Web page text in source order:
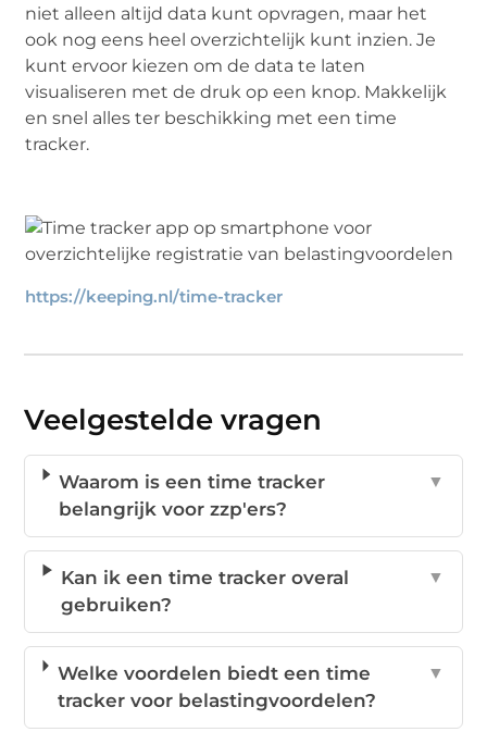
niet alleen altijd data kunt opvragen, maar het
ook nog eens heel overzichtelijk kunt inzien. Je
kunt ervoor kiezen om de data te laten
visualiseren met de druk op een knop. Makkelijk
en snel alles ter beschikking met een time
tracker.
https://keeping.nl/time-tracker
Veelgestelde vragen
Waarom is een time tracker
belangrijk voor zzp'ers?
▼
Kan ik een time tracker overal
gebruiken?
▼
Welke voordelen biedt een time
tracker voor belastingvoordelen?
▼